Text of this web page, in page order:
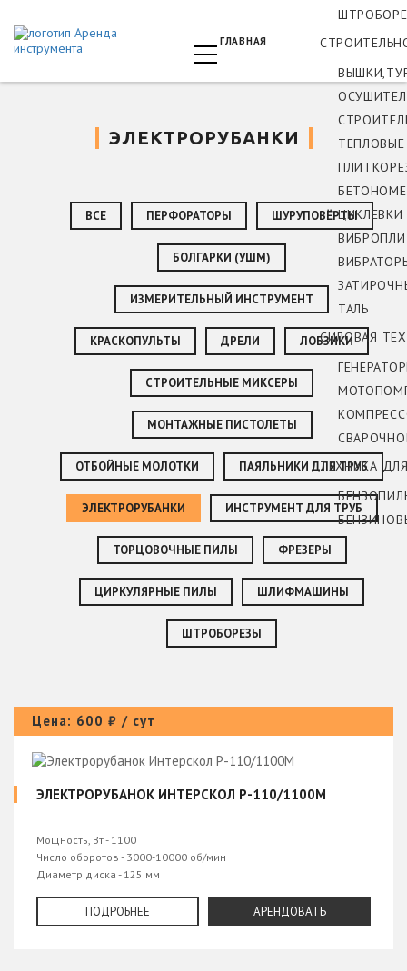
ГЛАВНАЯ
ЦИКЛЕВКИ
ТАЛЬ
СИЛОВАЯ
ТЕХНИКА
ЭЛЕКТРОРУБАНКИ
ВСЕ ПЕРФОРАТОРЫ ШУРУПОВЁРТЫ
БОЛГАРКИ (УШМ)
ИЗМЕРИТЕЛЬНЫЙ ИНСТРУМЕНТ
КРАСКОПУЛЬТЫ ДРЕЛИ ЛОБЗИКИ
СТРОИТЕЛЬНЫЕ МИКСЕРЫ
МОНТАЖНЫЕ ПИСТОЛЕТЫ
ОТБОЙНЫЕ МОЛОТКИ ПАЯЛЬНИКИ ДЛЯ ТРУБ
ЭЛЕКТРОРУБАНКИ ИНСТРУМЕНТ ДЛЯ ТРУБ
ТОРЦОВОЧНЫЕ ПИЛЫ ФРЕЗЕРЫ
ЦИРКУЛЯРНЫЕ ПИЛЫ ШЛИФМАШИНЫ
ШТРОБОРЕЗЫ
Цена: 600 ₽ / сут
ЭЛЕКТРОРУБАНОК ИНТЕРСКОЛ Р-110/1100М
Мощность, Вт - 1100
Число оборотов - 3000-10000 об/мин
Диаметр диска - 125 мм
Длина кабеля - 4 м
ПОДРОБНЕЕ АРЕНДОВАТЬ